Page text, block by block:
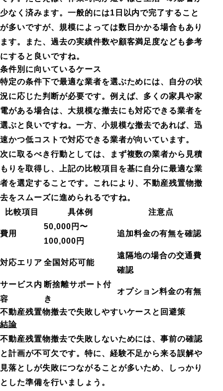
少なく済みます。一般的には1日以内で完了すること
が多いですが、規模によっては数日かかる場合もあり
ます。また、過去の実績件数や顧客満足度なども参考
にすると良いですね。
条件別に向いているケース
特定の条件下で最適な業者を選ぶためには、自分の状
況に応じた判断が必要です。例えば、多くの家具や家
電がある場合は、大規模な撤去にも対応できる業者を
選ぶと良いですね。一方、小規模な撤去であれば、迅
速かつ低コストで対応できる業者が向いています。
次に取るべき行動としては、まず複数の業者から見積
もりを取得し、上記の比較項目を基に自分に最適な業
者を選定することです。これにより、不動産残置物撤
去をスムーズに進められるですね。
比較項目
具体例 注意点
費用
50,000円〜
100,000円
追加料金の有無を確認
対応エリア 全国対応可能
遠隔地の場合の交通費
確認
サービス内
容
断捨離サポート付
き
オプション料金の有無
不動産残置物撤去で失敗しやすいケースと回避策
結論
不動産残置物撤去で失敗しないためには、事前の確認
と計画が不可欠です。特に、経験不足から来る誤解や
見落としが失敗につながることが多いため、しっかり
とした準備を行いましょう。